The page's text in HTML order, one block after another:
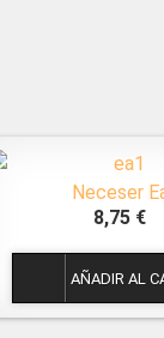
Neceser
8,75 €